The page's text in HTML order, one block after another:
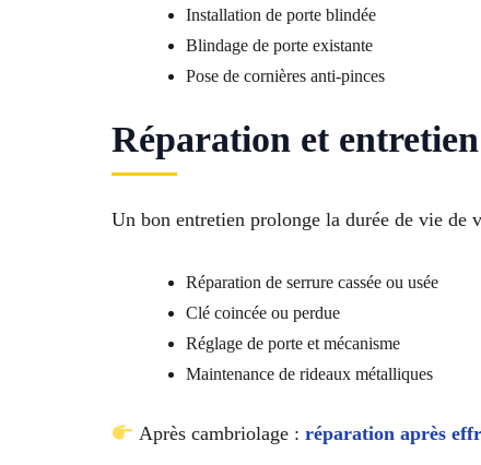
Installation de porte blindée
Blindage de porte existante
Pose de cornières anti-pinces
Réparation et
Un bon entretien prolonge la durée de vie de
Réparation de serrure cassée ou usée
Clé coincée ou perdue
Réglage de porte et mécanisme
Maintenance de rideaux métalliques
Après cambriolage : réparation après